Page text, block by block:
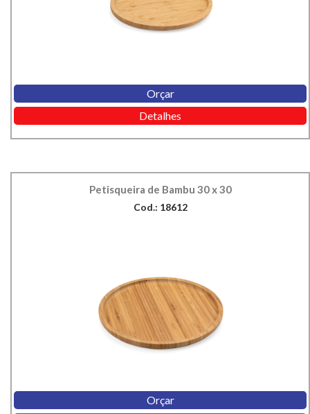
Orçar
Detalhes
Petisqueira de Bambu 30 x 30
Cod.: 18612
Orçar